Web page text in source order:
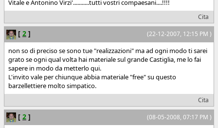
Vitale e Antonino Virzi'...........tutti vostri compaesani....!!!!
Cita
(22-12-2007, 12:15 PM )
[ 2 ]
non so di preciso se sono tue "realizzazioni" ma ad ogni modo ti sarei
grato se ogni qual volta hai materiale sul grande Castiglia, me lo fai
sapere in modo da metterlo qui.
L'invito vale per chiunque abbia materiale "free" su questo
barzellettiere molto simpatico.
Cita
(08-05-2008, 07:17 PM )
[ 2 ]